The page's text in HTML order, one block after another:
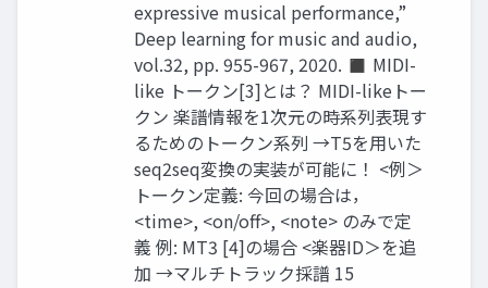
expressive musical performance,”
Deep learning for music and audio,
vol.32, pp. 955-967, 2020. ◼ MIDI-
like トークン[3]とは？ MIDI-likeトー
クン 楽譜情報を1次元の時系列表現す
るためのトークン系列 →T5を用いた
seq2seq変換の実装が可能に！ <例＞
トークン定義: 今回の場合は，
<time>, <on/off>, <note> のみで定
義 例: MT3 [4]の場合 <楽器ID＞を追
加 →マルチトラック採譜 15